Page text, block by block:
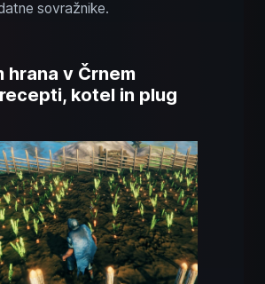
sovražnike.
hrana v Črnem
kotel in plug